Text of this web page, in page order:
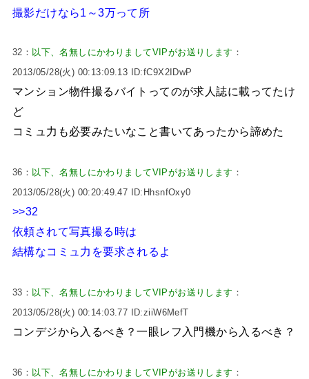
撮影だけなら1～3万って所
32： 以下、名無しにかわりましてVIPがお送りします ：
2013/05/28(火) 00:13:09.13 ID:fC9X2IDwP
マンション物件撮るバイトってのが求人誌に載ってたけ
ど
コミュ力も必要みたいなこと書いてあったから諦めた
36： 以下、名無しにかわりましてVIPがお送りします ：
2013/05/28(火) 00:20:49.47 ID:HhsnfOxy0
>>32
依頼されて写真撮る時は
結構なコミュ力を要求されるよ
33： 以下、名無しにかわりましてVIPがお送りします ：
2013/05/28(火) 00:14:03.77 ID:ziiW6MefT
コンデジから入るべき？一眼レフ入門機から入るべき？
36： 以下、名無しにかわりましてVIPがお送りします ：